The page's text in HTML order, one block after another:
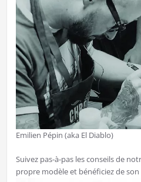
Emilien Pépin (aka El Diablo)
Suivez pas-à-pas les conseils de
propre modèle et bénéficiez de